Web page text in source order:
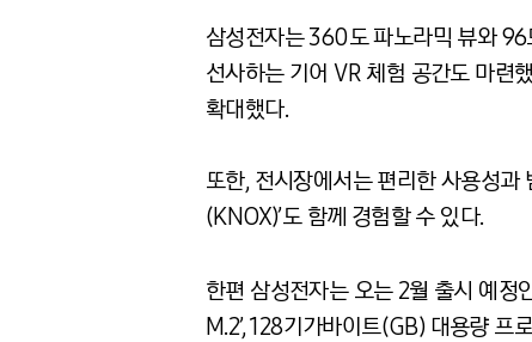
삼성전자는 360도 파노라믹 뷰와
선사하는 기어 VR 체험 공간도 마련
확대했다.
또한, 전시장에서는 편리한 사용성과
(KNOX)’도 함께 경험할 수 있다.
한편 삼성전자는 오는 2월 출시 예정
M.2’, 128기가바이트(GB) 대용량